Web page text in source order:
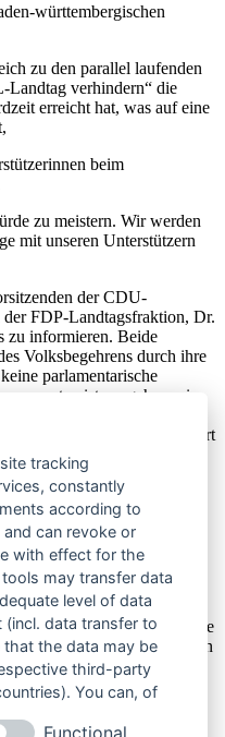
württembergischen
zu den parallel laufenden
Landtag verhindern“ die
erreicht hat, was auf eine
beim
zu meistern. Wir werden
mit unseren Unterstützern
der CDU-
FDP-Landtagsfraktion, Dr.
zu informieren. Beide
Volksbegehrens durch ihre
parlamentarische
erwarten ist, so gehen wir
Volksbegehren die Karten
des Volkes nicht ignoriert
Gespräch angeboten,
Wähler das Gendern
besteht unverändert,
Verwaltungen des Landes
und Schulen gibt, das
So werden neuerdings die
und in den Universitäten
Landes gibt es Vorgaben
Gendersprache
tracking
constantly
according to
can revoke or
with effect for the
may transfer data
level of data
data transfer to
that the data may be
third-party
You can, of
Functional